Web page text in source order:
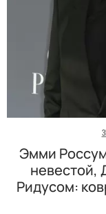
Эмми
невестой,
Ридусом: